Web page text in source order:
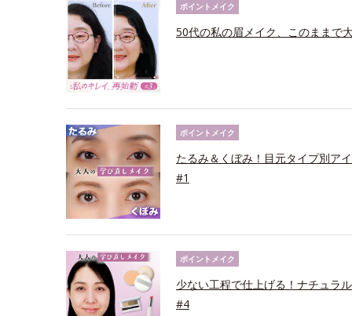
ポイントメイク
50代の私の眉メイク、このままで
ポイントメイク
たるみ＆くぼみ！目元タイプ別ア
#1
ポイントメイク
少ない工程で仕上げる！ナチュラ
#4